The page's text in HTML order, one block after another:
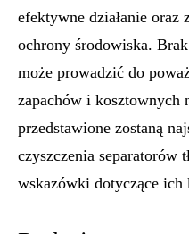
efektywne działanie oraz
ochrony środowiska.
może prowadzić do
zapachów i kosztownych
przedstawione zostaną
czyszczenia separatorów
wskazówki dotyczące ich